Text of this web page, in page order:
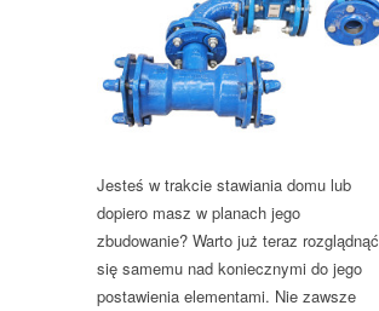
Jesteś w trakcie stawiania domu lub
dopiero masz w planach jego
zbudowanie? Warto już teraz rozglądnąć
się samemu nad koniecznymi do jego
postawienia elementami. Nie zawsze